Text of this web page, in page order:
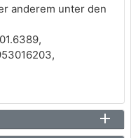
anderem unter den